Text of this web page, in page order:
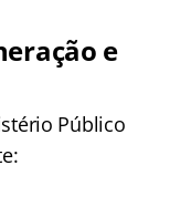
e
Público